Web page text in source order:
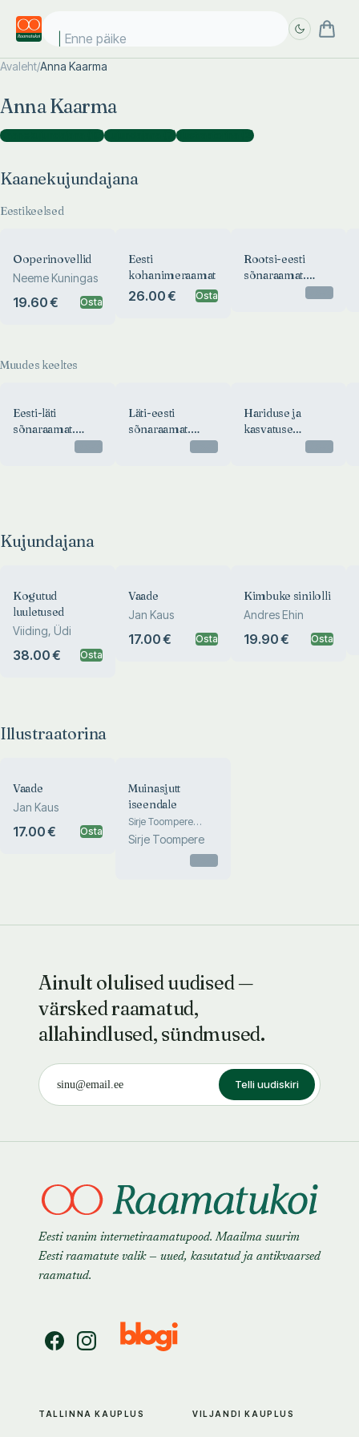
Enne päikes
Avaleht/Anna Kaarma
Anna Kaarma
Kaanekujundajana )Kujundajana )Illustraatorina )
Kaanekujundajana
Eestikeelsed
Ooperinovellid
Neeme Kuningas
19.60 € Osta
Eesti
kohanimeraamat
26.00 € Osta
Rootsi-eesti
sõnaraamat.
Svensk-estnisk
Muudes keeltes
Eesti-läti
sõnaraamat.
Igauņu-latviešu
Läti-eesti
sõnaraamat.
Latviešu-igauņu
Hariduse ja
kasvatuse
Kujundajana
Kogutud
luuletused
Viiding, Üdi
38.00 € Osta
Vaade
Jan Kaus
17.00 € Osta
Kimbuke sinilolli
Andres Ehin
19.90 € Osta
Illustraatorina
Vaade
Jan Kaus
17.00 € Osta
Muinasjutt
iseendale
Sirje Toompere
laulud
Sirje Toompere
Ainult olulised uudised —
värsked raamatud,
allahindlused, sündmused.
Telli uudiskiri
Eesti vanim internetiraamatupood. Maailma suurim
Eesti raamatute valik — uued, kasutatud ja antikvaarsed
raamatud.
TALLINNA KAUPLUS VILJANDI KAUPLUS